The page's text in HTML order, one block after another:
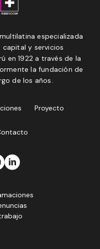
especializada
y servicios
en 1922 a través de la
la fundación de
de los años.
Proyecto